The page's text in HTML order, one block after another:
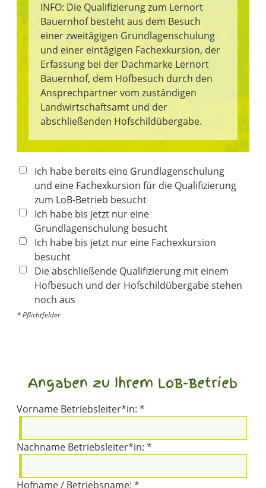
INFO: Die Qualifizierung zum Lernort
Bauernhof besteht aus dem Besuch
einer zweitägigen Grundlagenschulung
und einer eintägigen Fachexkursion, der
Erfassung bei der Dachmarke Lernort
Bauernhof, dem Hofbesuch durch den
Ansprechpartner vom zuständigen
Landwirtschaftsamt und der
abschließenden Hofschildübergabe.
Ich habe bereits eine Grundlagenschulung
und eine Fachexkursion für die Qualifizierung
zum LoB-Betrieb besucht
Ich habe bis jetzt nur eine
Grundlagenschulung besucht
Ich habe bis jetzt nur eine Fachexkursion
besucht
Die abschließende Qualifizierung mit einem
Hofbesuch und der Hofschildübergabe stehen
noch aus
* Pflichtfelder
Angaben zu Ihrem LoB-Betrieb
Vorname Betriebsleiter*in: *
Nachname Betriebsleiter*in: *
Hofname / Betriebsname: *